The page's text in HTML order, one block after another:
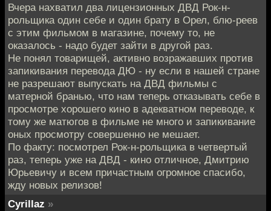
Вчера нахватил два лицензионных ДВД Рок-н-
рольщика один себе и один брату в Орел, блю-реев
с этим фильмом в магазине, почему то, не
оказалось - надо будет зайти в другой раз.
Не понял товарищей, активно возражавших против
запикивания перевода ДЮ - ну если в нашей стране
не разрешают выпускать на ДВД фильмы с
матерной бранью, что нам теперь отказывать себе в
просмотре хорошего кино в адекватном переводе, к
тому же матюгов в фильме не много и запикивание
оных просмотру совершенно не мешает.
По факту: посмотрел Рок-н-рольщика в четвертый
раз, теперь уже на ДВД - кино отличное, Дмитрию
Юрьевичу и всем причастным огромное спасибо,
жду новых релизов!
Cyrillaz »